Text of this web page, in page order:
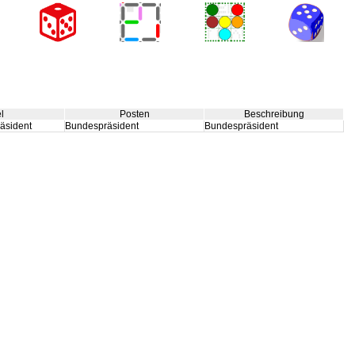
Posten
Beschreibung
Bundespräsident Bundespräsident